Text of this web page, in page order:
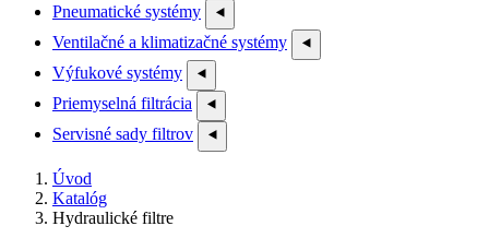
Pneumatické systémy ⯇
Ventilačné a klimatizačné systémy ⯇
Výfukové systémy ⯇
Priemyselná filtrácia ⯇
Servisné sady filtrov ⯇
Úvod
Katalóg
Hydraulické filtre